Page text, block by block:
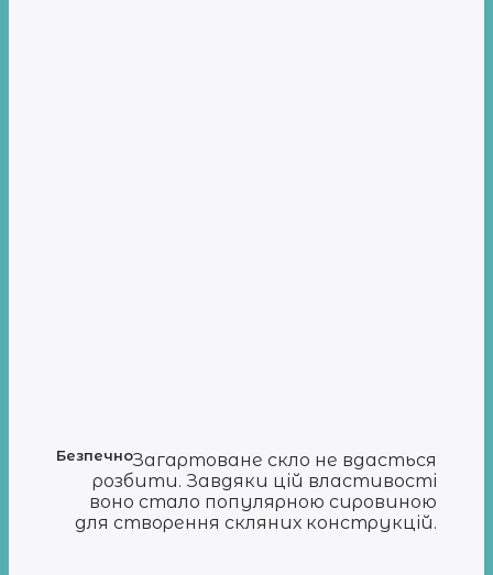
БезпечноЗагартоване скло не вдасться
розбити. Завдяки цій властивості
воно стало популярною сировиною
для створення скляних конструкцій.